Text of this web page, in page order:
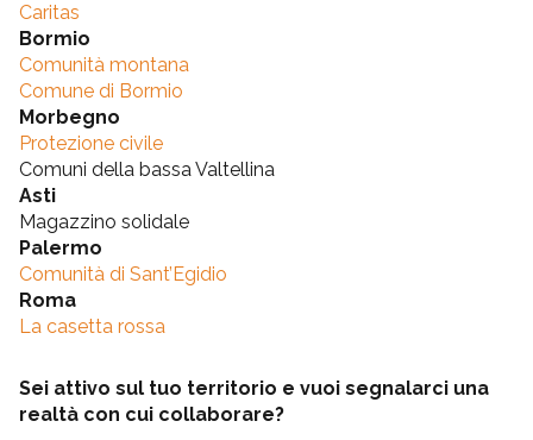
Caritas
Bormio
Comunità montana
Comune di Bormio
Morbegno
Protezione civile
Comuni della bassa Valtellina
Asti
Magazzino solidale
Palermo
Comunità di Sant’Egidio
Roma
La casetta rossa
Sei attivo sul tuo territorio e vuoi segnalarci una
realtà con cui collaborare?